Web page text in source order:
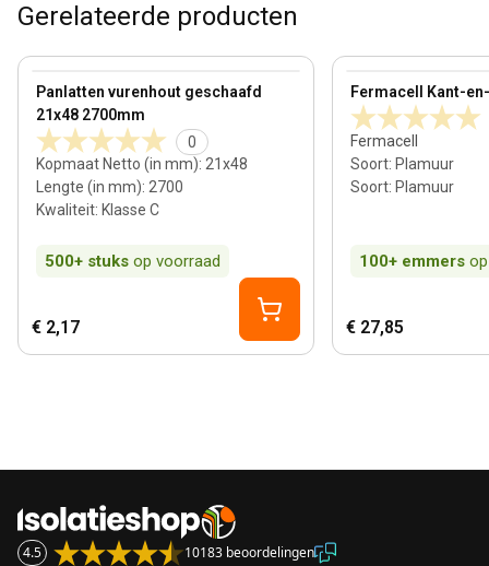
Gerelateerde producten
Panlatten vurenhout geschaafd
21x48 2700mm
0
Kopmaat Netto (in mm): 21x48
Lengte (in mm): 2700
Kwaliteit: Klasse C
500+ stuks op voorraad
View product
€ 2,17
Fermacell Kant-
Fermacell
Soort: Plamuur
Soort: Plamuur
100+ emmers
View product
€ 27,85
4.5 10183 beoordelingen